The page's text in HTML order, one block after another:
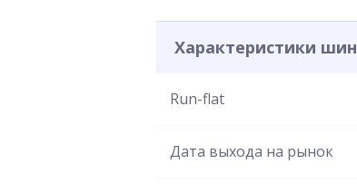
Характеристики шин
Run-flat
Дата выхода на рынок